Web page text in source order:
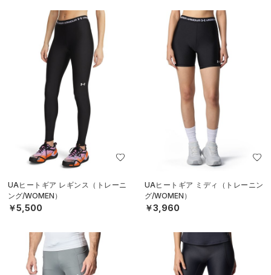
UAヒートギア レギンス（トレーニ
ング/WOMEN）
￥5,500
UAヒートギア ミディ（トレーニン
グ/WOMEN）
￥3,960